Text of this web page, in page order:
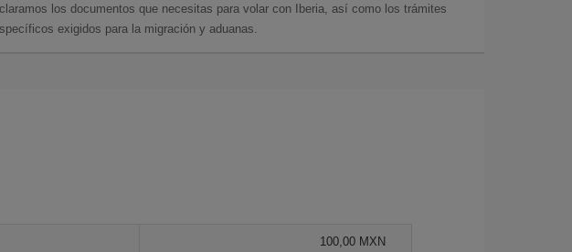
los documentos que necesitas para volar con Iberia, así como los trámites
exigidos para la migración y aduanas.
100,00 MXN